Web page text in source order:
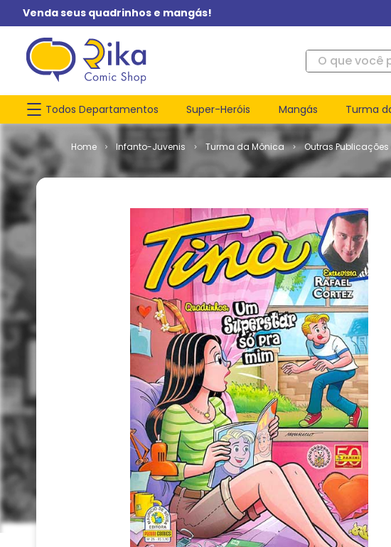
Venda seus quadrinhos e mangás!
O que você
Todos Departamentos Super-Heróis Mangás Turma
Infanto-Juvenis Turma da Mônica
Outras